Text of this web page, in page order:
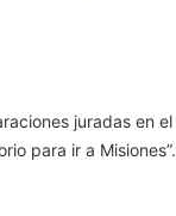
juradas en el
para ir a Misiones”.